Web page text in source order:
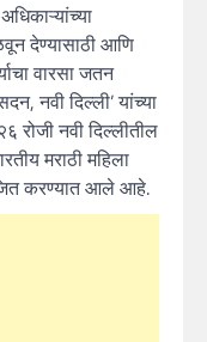
देण्यासाठी आणि
वारसा जतन
नवी दिल्ली’ यांच्या
रोजी नवी दिल्लीतील
मराठी महिला
करण्यात आले आहे.